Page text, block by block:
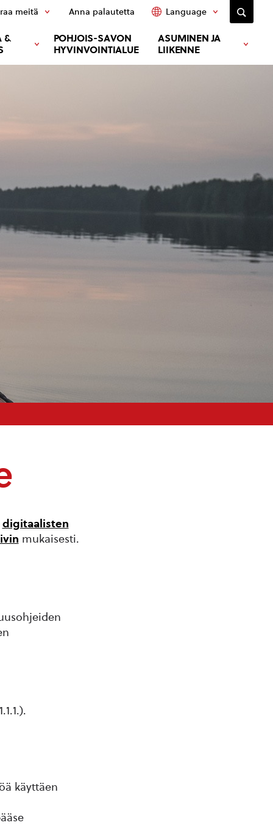
&
POHJOIS-SAVON
HYVINVOINTIALUE
ASUMINEN JA
LIIKENNE
meitä Anna palautetta Language
digitaalisten
mukaisesti.
käyttäen